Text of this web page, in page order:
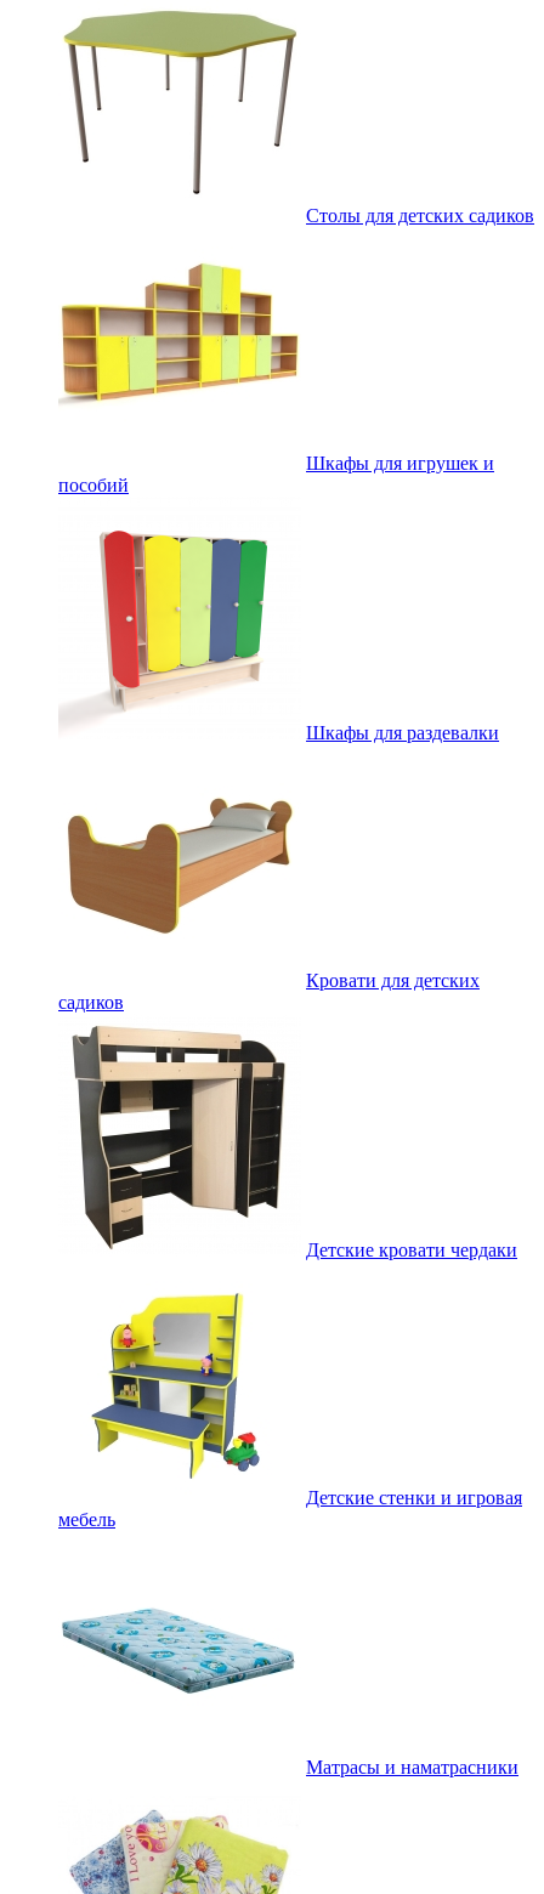
Столы для детских садиков
Шкафы для игрушек и
пособий
Шкафы для раздевалки
Кровати для детских
садиков
Детские кровати чердаки
Детские стенки и игровая
мебель
Матрасы и наматрасники